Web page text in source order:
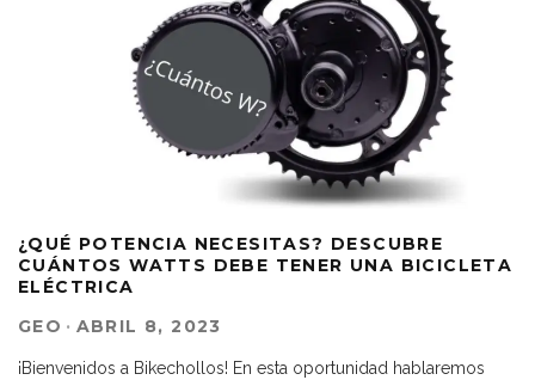
¿QUÉ POTENCIA NECESITAS? DESCUBRE
CUÁNTOS WATTS DEBE TENER UNA BICICLETA
ELÉCTRICA
GEO · ABRIL 8, 2023
¡Bienvenidos a Bikechollos! En esta oportunidad hablaremos